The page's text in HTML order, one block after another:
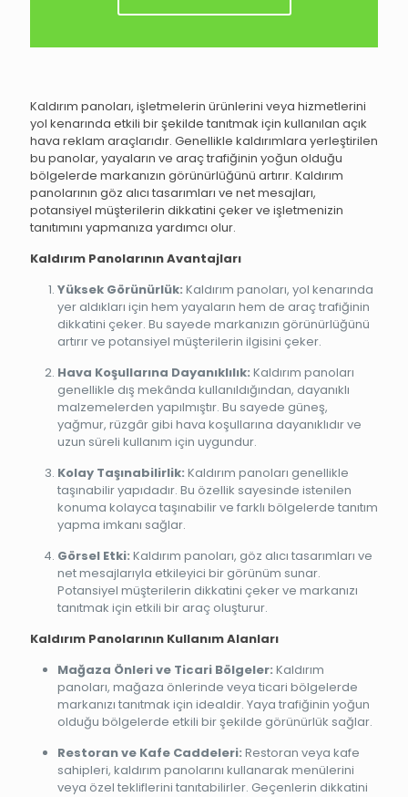
Kaldırım panoları, işletmelerin ürünlerini veya hizmetlerini
yol kenarında etkili bir şekilde tanıtmak için kullanılan açık
hava reklam araçlarıdır. Genellikle kaldırımlara yerleştirilen
bu panolar, yayaların ve araç trafiğinin yoğun olduğu
bölgelerde markanızın görünürlüğünü artırır. Kaldırım
panolarının göz alıcı tasarımları ve net mesajları,
potansiyel müşterilerin dikkatini çeker ve işletmenizin
tanıtımını yapmanıza yardımcı olur.
Kaldırım Panolarının Avantajları
Yüksek Görünürlük: Kaldırım panoları, yol kenarında
yer aldıkları için hem yayaların hem de araç trafiğinin
dikkatini çeker. Bu sayede markanızın görünürlüğünü
artırır ve potansiyel müşterilerin ilgisini çeker.
Hava Koşullarına Dayanıklılık: Kaldırım panoları
genellikle dış mekânda kullanıldığından, dayanıklı
malzemelerden yapılmıştır. Bu sayede güneş,
yağmur, rüzgâr gibi hava koşullarına dayanıklıdır ve
uzun süreli kullanım için uygundur.
Kolay Taşınabilirlik: Kaldırım panoları genellikle
taşınabilir yapıdadır. Bu özellik sayesinde istenilen
konuma kolayca taşınabilir ve farklı bölgelerde tanıtım
yapma imkanı sağlar.
Görsel Etki: Kaldırım panoları, göz alıcı tasarımları ve
net mesajlarıyla etkileyici bir görünüm sunar.
Potansiyel müşterilerin dikkatini çeker ve markanızı
tanıtmak için etkili bir araç oluşturur.
Kaldırım Panolarının Kullanım Alanları
Mağaza Önleri ve Ticari Bölgeler: Kaldırım
panoları, mağaza önlerinde veya ticari bölgelerde
markanızı tanıtmak için idealdir. Yaya trafiğinin yoğun
olduğu bölgelerde etkili bir şekilde görünürlük sağlar.
Restoran ve Kafe Caddeleri: Restoran veya kafe
sahipleri, kaldırım panolarını kullanarak menülerini
veya özel tekliflerini tanıtabilirler. Geçenlerin dikkatini